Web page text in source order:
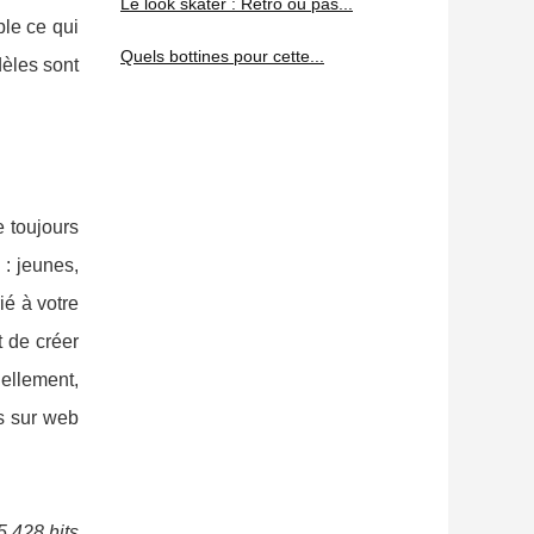
ce qui
sont
toujours
: jeunes,
à votre
de créer
sur web
Quels bottines pour cette...